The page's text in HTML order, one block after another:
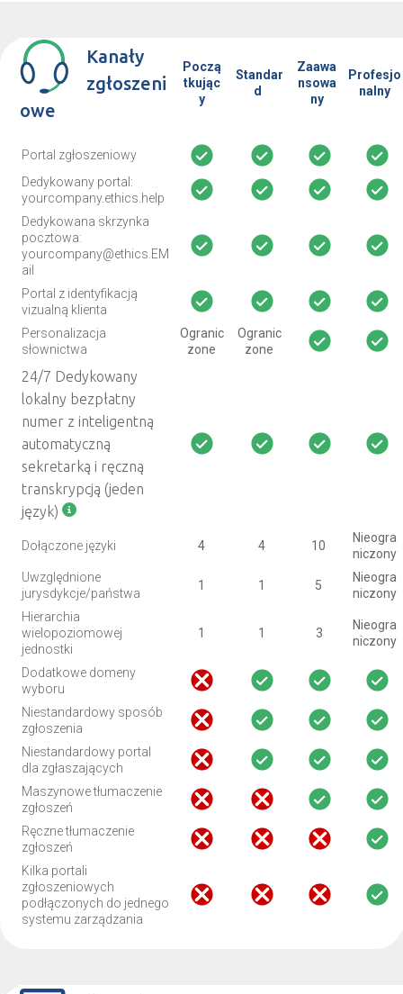
Kanały
zgłoszeni
owe
Począ
tkując
y
Standar
d
Zaawa
nsowa
ny
Profesjo
nalny
Portal zgłoszeniowy
Dedykowany portal:
yourcompany.ethics.help
Dedykowana skrzynka
pocztowa:
yourcompany@ethics.EM
ail
Portal z identyfikacją
vizualną klienta
Personalizacja
słownictwa
Ogranic
zone
Ogranic
zone
24/7 Dedykowany
lokalny bezpłatny
numer z inteligentną
automatyczną
sekretarką i ręczną
transkrypcją (jeden
język)
Dołączone języki 4 4 10
Nieogra
niczony
Uwzględnione
jurysdykcje/państwa
1 1 5
Nieogra
niczony
Hierarchia
wielopoziomowej
jednostki
1 1 3
Nieogra
niczony
Dodatkowe domeny
wyboru
Niestandardowy sposób
zgłoszenia
Niestandardowy portal
dla zgłaszających
Maszynowe tłumaczenie
zgłoszeń
Ręczne tłumaczenie
zgłoszeń
Kilka portali
zgłoszeniowych
podłączonych do jednego
systemu zarządzania